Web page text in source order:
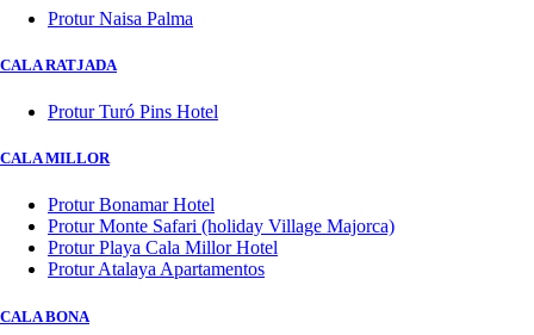
Protur Naisa Palma
CALA RATJADA
Protur Turó Pins Hotel
CALA MILLOR
Protur Bonamar Hotel
Protur Monte Safari (holiday Village Majorca)
Protur Playa Cala Millor Hotel
Protur Atalaya Apartamentos
CALA BONA